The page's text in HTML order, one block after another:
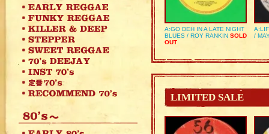
A:GO DEH IN A LATE NIGHT
BLUES / ROY RANKIN SOLD
OUT
/
LIMITED SALE